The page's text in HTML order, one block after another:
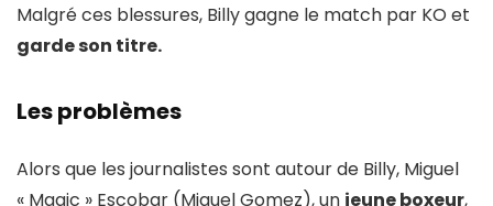
Malgré ces blessures, Billy gagne le match par KO et
garde son titre.
Les problèmes
Alors que les journalistes sont autour de Billy, Miguel
« Magic » Escobar (Miguel Gomez), un jeune boxeur,